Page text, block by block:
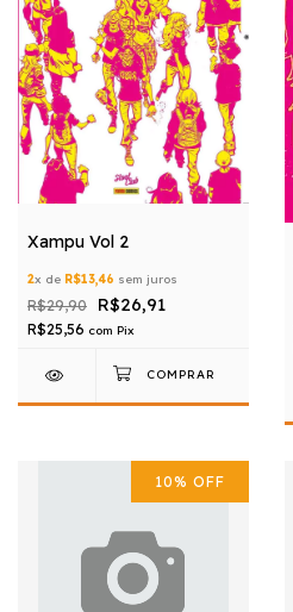
Xampu Vol 2
2x de R$13,46 sem juros
R$29,90 R$26,91
R$25,56 com Pix
10% OFF